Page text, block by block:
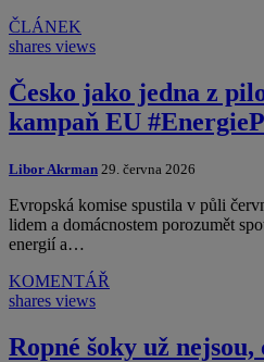
ČLÁNEK
shares views
Česko jako jedna z
kampaň EU
Libor Akrman 29. června 2026
Evropská komise spustila v půli
lidem a domácnostem porozumět
energií a…
KOMENTÁŘ
shares views
Ropné šoky už